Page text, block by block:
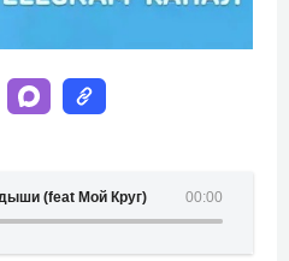
00:00
(feat Мой Круг)